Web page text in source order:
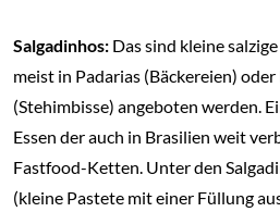
Salgadinhos: Das sind kleine
meist in Padarias (Bäckereien)
(Stehimbisse) angeboten werden.
Essen der auch in Brasilien weit
Fastfood-Ketten. Unter den
(kleine Pastete mit einer Füllung